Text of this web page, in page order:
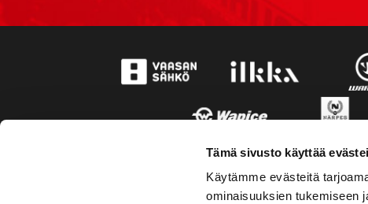
Tämä sivusto käyttää
Käytämme evästeitä
ominaisuuksien tukemiseen